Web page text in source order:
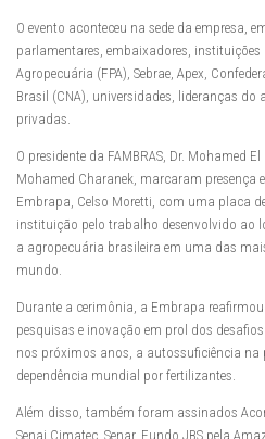
O evento aconteceu na sede da empresa,
parlamentares, embaixadores,
Agropecuária (FPA), Sebrae, Apex,
Brasil (CNA), universidades, lideranças do
privadas.
O presidente da FAMBRAS, Dr. Mohamed
Mohamed Charanek, marcaram presença
Embrapa, Celso Moretti, com uma placa
instituição pelo trabalho desenvolvido ao
a agropecuária brasileira em uma das
mundo.
Durante a cerimônia, a Embrapa
pesquisas e inovação em prol dos
nos próximos anos, a autossuficiência na
dependência mundial por fertilizantes.
Além disso, também foram assinados
Senai Cimatec, Senar, Fundo JBS pela